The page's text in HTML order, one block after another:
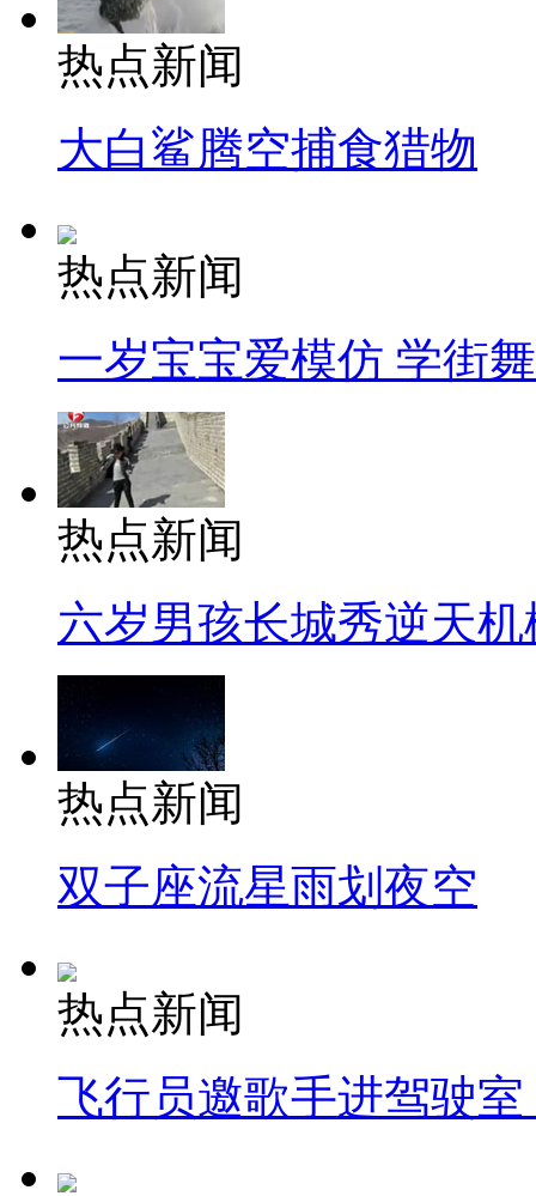
热点新闻
大白鲨腾空捕食猎物
热点新闻
一岁宝宝爱模仿 学街
热点新闻
六岁男孩长城秀逆天机
热点新闻
双子座流星雨划夜空
热点新闻
飞行员邀歌手进驾驶